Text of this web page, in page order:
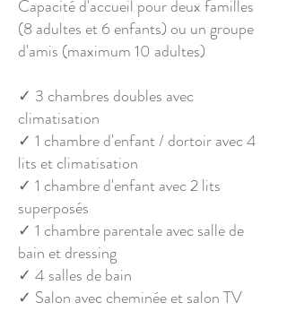
Capacité d'accueil pour deux familles
(8 adultes et 6 enfants) ou un groupe
d'amis (maximum 10 adultes)
✓ 3 chambres doubles avec
climatisation
✓ 1 chambre d'enfant / dortoir avec 4
lits et climatisation
✓ 1 chambre d'enfant avec 2 lits
superposés
✓ 1 chambre parentale avec salle de
bain et dressing
✓ 4 salles de bain
✓ Salon avec cheminée et salon TV